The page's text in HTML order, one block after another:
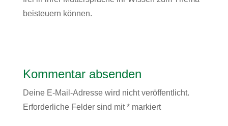
beisteuern können.
Kommentar absenden
Deine E-Mail-Adresse wird nicht veröffentlicht.
Erforderliche Felder sind mit*markiert